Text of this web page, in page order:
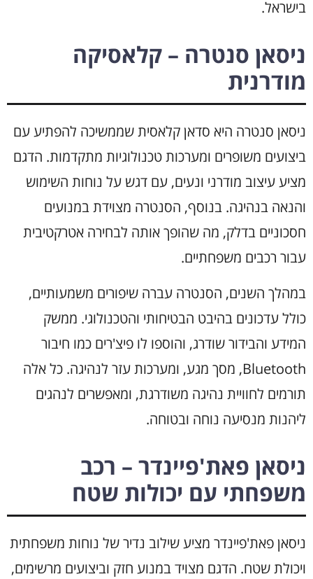
בישראל.
ניסאן סנטרה – קלאסיקה
מודרנית
ניסאן סנטרה היא סדאן קלאסית שממשיכה להפתיע עם
ביצועים משופרים ומערכות טכנולוגיות מתקדמות. הדגם
מציע עיצוב מודרני ונעים, עם דגש על נוחות השימוש
והנאה בנהיגה. בנוסף, הסנטרה מצוידת במנועים
חסכוניים בדלק, מה שהופך אותה לבחירה אטרקטיבית
עבור רכבים משפחתיים.
במהלך השנים, הסנטרה עברה שיפורים משמעותיים,
כולל עדכונים בהיבט הבטיחותי והטכנולוגי. ממשק
המידע והבידור שודרג, והוספו לו פיצ'רים כמו חיבור
Bluetooth, מסך מגע, ומערכות עזר לנהיגה. כל אלה
תורמים לחוויית נהיגה משודרגת, ומאפשרים לנהגים
ליהנות מנסיעה נוחה ובטוחה.
ניסאן פאת'פיינדר – רכב
משפחתי עם יכולות שטח
ניסאן פאת'פיינדר מציע שילוב נדיר של נוחות משפחתית
ויכולת שטח. הדגם מצויד במנוע חזק וביצועים מרשימים,